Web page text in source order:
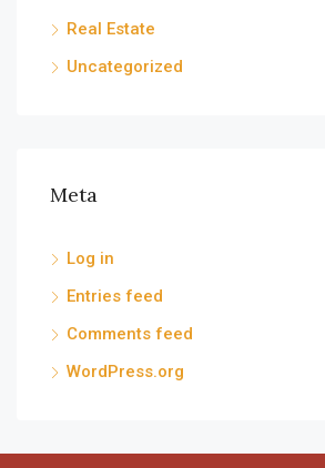
Real Estate
Uncategorized
Meta
Log in
Entries feed
Comments feed
WordPress.org